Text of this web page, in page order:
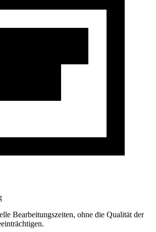
Bearbeitungszeiten, ohne die Qualität der